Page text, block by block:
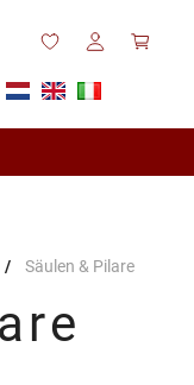
/ Säulen & Pilare